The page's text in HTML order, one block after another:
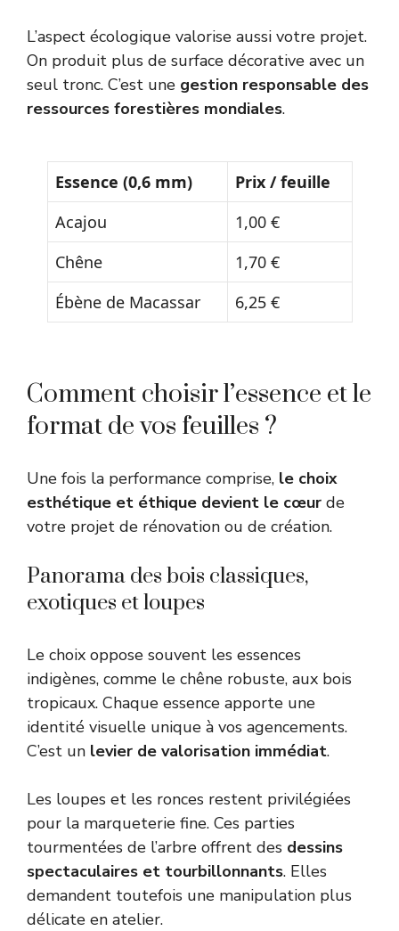
L’aspect écologique valorise aussi votre projet.
On produit plus de surface décorative avec un
seul tronc. C’est une gestion responsable des
ressources forestières mondiales.
Essence (0,6 mm)
Prix / feuille
Acajou
1,00 €
Chêne
1,70 €
Ébène de Macassar
6,25 €
Comment choisir l’essence et le
format de vos feuilles ?
Une fois la performance comprise, le choix
esthétique et éthique devient le cœur de
votre projet de rénovation ou de création.
Panorama des bois classiques,
exotiques et loupes
Le choix oppose souvent les essences
indigènes, comme le chêne robuste, aux bois
tropicaux. Chaque essence apporte une
identité visuelle unique à vos agencements.
C’est un levier de valorisation immédiat.
Les loupes et les ronces restent privilégiées
pour la marqueterie fine. Ces parties
tourmentées de l’arbre offrent des dessins
spectaculaires et tourbillonnants. Elles
demandent toutefois une manipulation plus
délicate en atelier.